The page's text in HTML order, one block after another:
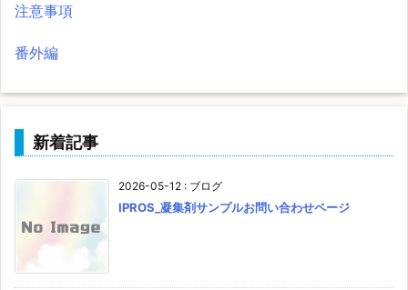
注意事項
番外編
新着記事
2026-05-12 : ブログ
IPROS_凝集剤サンプルお問い合わせページ